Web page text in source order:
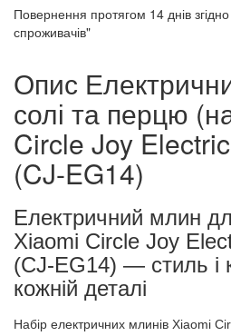
Повернення протягом 14 днів
спроживачів"
Опис
солі та перцю
Circle Joy
(CJ-EG14)
Електричний млин
Xiaomi Circle Joy
(CJ-EG14) — стиль і
кожній деталі
Набір електричних млинів Xiaomi